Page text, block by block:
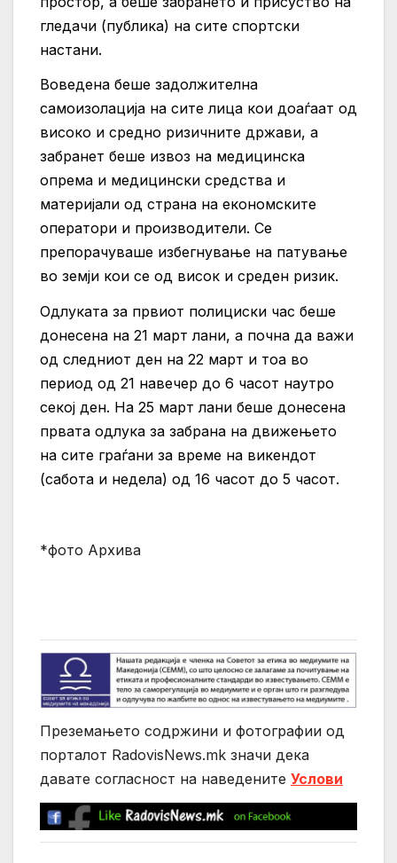
гледачи (публика) на сите спортски
настани.
Воведена беше задолжителна
самоизолација на сите лица кои доаѓаат од
високо и средно ризичните држави, а
забранет беше извоз на медицинска
опрема и медицински средства и
материјали од страна на економските
оператори и производители. Се
препорачуваше избегнување на патување
во земји кои се од висок и среден ризик.
Одлуката за првиот полициски час беше
донесена на 21 март лани, а почна да важи
од следниот ден на 22 март и тоа во
период од 21 навечер до 6 часот наутро
секој ден. На 25 март лани беше донесена
првата одлука за забрана на движењето
на сите граѓани за време на викендот
(сабота и недела) од 16 часот до 5 часот.
*фото Архива
Преземањето содржини и фотографии од
порталот RadovisNews.mk значи дека
давате согласност на нaведените Услови